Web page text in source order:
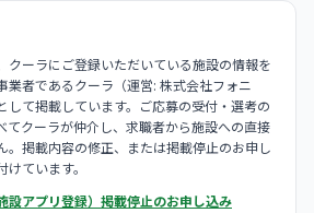
クーラにご登録いただいている施設の情報を
業者であるクーラ（運営: 株式会社フォニ
して掲載しています。ご応募の受付・選考の
てクーラが仲介し、求職者から施設への直接
。掲載内容の修正、または掲載停止のお申し
ています。
アプリ登録） 掲載停止のお申し込み